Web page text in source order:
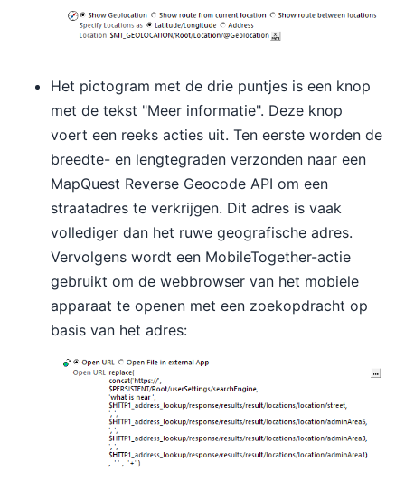
Het pictogram met de drie puntjes is een knop
met de tekst "Meer informatie". Deze knop
voert een reeks acties uit. Ten eerste worden de
breedte- en lengtegraden verzonden naar een
MapQuest Reverse Geocode API om een
straatadres te verkrijgen. Dit adres is vaak
vollediger dan het ruwe geografische adres.
Vervolgens wordt een MobileTogether-actie
gebruikt om de webbrowser van het mobiele
apparaat te openen met een zoekopdracht op
basis van het adres: